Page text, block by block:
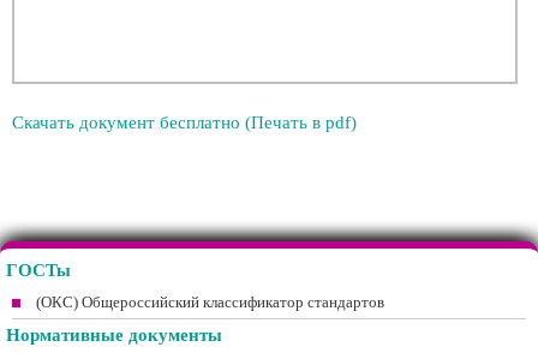
Скачать документ бесплатно (Печать в pdf)
ГОСТы
(ОКС) Общероссийский классификатор стандартов
Нормативные документы